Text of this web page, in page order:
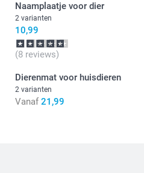
Naamplaatje voor dier
2 varianten
10,99
(8 reviews)
Dierenmat voor huisdieren
2 varianten
Vanaf 21,99